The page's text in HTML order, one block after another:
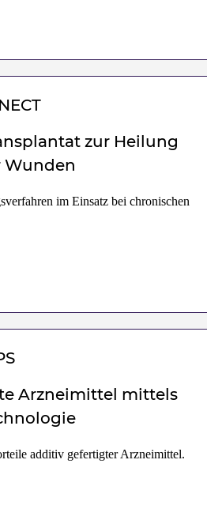
zur Heilung
Wunden
im Einsatz bei chronischen
Arzneimittel mittels
additiv gefertigter Arzneimittel.